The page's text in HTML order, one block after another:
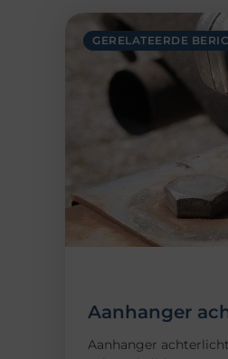
GERELATEERDE
Aanhanger
Aanhanger